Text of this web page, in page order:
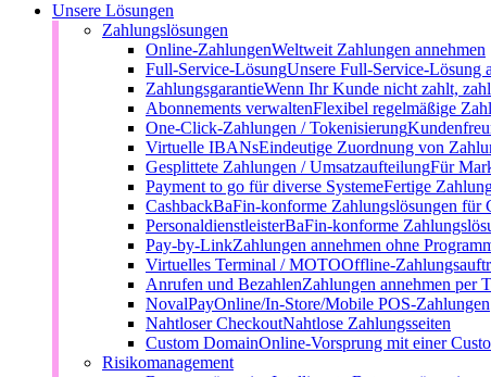
Unsere Lösungen
Zahlungslösungen
Online-ZahlungenWeltweit Zahlungen annehmen
Full-Service-LösungUnsere Full-Service-Lösung
ZahlungsgarantieWenn Ihr Kunde nicht zahlt,
Abonnements verwaltenFlexibel regelmäßige
One-Click-Zahlungen / Tokenisierung
Virtuelle IBANsEindeutige Zuordnung von
Gesplittete Zahlungen / UmsatzaufteilungFür
Payment to go für diverse SystemeFertige
CashbackBaFin-konforme Zahlungslösungen für
PersonaldienstleisterBaFin-konforme
Pay-by-LinkZahlungen annehmen ohne
Virtuelles Terminal / MOTOOffline-
Anrufen und BezahlenZahlungen annehmen per
NovalPayOnline/In-Store/Mobile POS-Zahlungen
Nahtloser CheckoutNahtlose Zahlungsseiten
Custom DomainOnline-Vorsprung mit einer
Risikomanagement